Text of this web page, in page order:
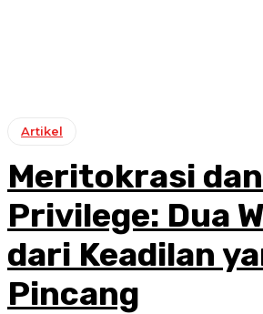
Artikel
Meritokrasi dan
Privilege: Dua
dari Keadilan
Pincang